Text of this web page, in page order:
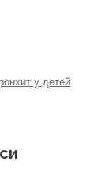
у детей